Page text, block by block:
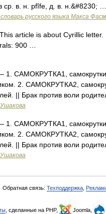
ср. в. н. pfîfe, д. в. н.&#8230; …
русского языка Макса
article is about Cyrillic letter.
900 …
1. САМОКРУТКА1, самокрутки,
2. САМОКРУТКА2,
|| Брак против воли
1. САМОКРУТКА1, самокрутки,
2. САМОКРУТКА2,
|| Брак против воли
Обратная связь: Техподдержка
, сделанные на PHP, Joomla,